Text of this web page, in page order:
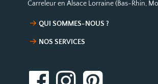
Carreleur en Alsace Lorraine (Bas-Rhin,
QUI SOMMES-NOUS ?
NOS SERVICES